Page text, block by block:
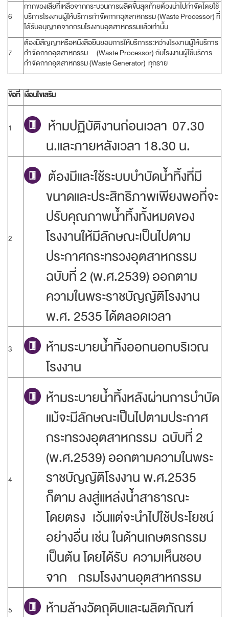
6
กากของเสียที่เหลือจากกระบวนการผลิตขั้นสุดท้ายต้องนำไปกำจัดโดยใช้
บริการโรงงานผู้ให้บริการกำจัดกากอุตสาหกรรม (Waste Processor) ที่
ได้รับอนุญาตจากกรมโรงงานอุตสาหกรรมแล้วเท่านั้น
7
ต้องมีสัญญาหรือหนังสือยินยอมการให้บริการระหว่างโรงงานผู้ให้บริการ
กำจัดกากอุตสาหกรรม (Waste Processor) กับโรงงานผู้ใช้บริการ
กำจัดกากอุตสาหกรรม (Waste Generator) ทุกราย
ข้อที่ เงื่อนไขเสริม
1
ห้ามปฏิบัติงานก่อนเวลา 07.30
น.และภายหลังเวลา 18.30 น.
2
ต้องมีและใช้ระบบบำบัดน้ำทิ้งที่มี
ขนาดและประสิทธิภาพเพียงพอที่จะ
ปรับคุณภาพน้ำทิ้งทั้งหมดของ
โรงงานให้มีลักษณะเป็นไปตาม
ประกาศกระทรวงอุตสาหกรรม
ฉบับที่ 2 (พ.ศ.2539) ออกตาม
ความในพระราชบัญญัติโรงงาน
พ.ศ. 2535 ได้ตลอดเวลา
3
ห้ามระบายน้ำทิ้งออกนอกบริเวณ
โรงงาน
4
ห้ามระบายน้ำทิ้งหลังผ่านการบำบัด
แม้จะมีลักษณะเป็นไปตามประกาศ
กระทรวงอุตสาหกรรม ฉบับที่ 2
(พ.ศ.2539) ออกตามความในพระ
ราชบัญญัติโรงงาน พ.ศ.2535
ก็ตาม ลงสู่แหล่งน้ำสาธารณะ
โดยตรง เว้นแต่จะนำไปใช้ประโยชน์
อย่างอื่น เช่น ในด้านเกษตรกรรม
เป็นต้น โดยได้รับ ความเห็นชอบ
จาก กรมโรงงานอุตสาหกรรม
5 ห้ามล้างวัตถุดิบและผลิตภัณฑ์